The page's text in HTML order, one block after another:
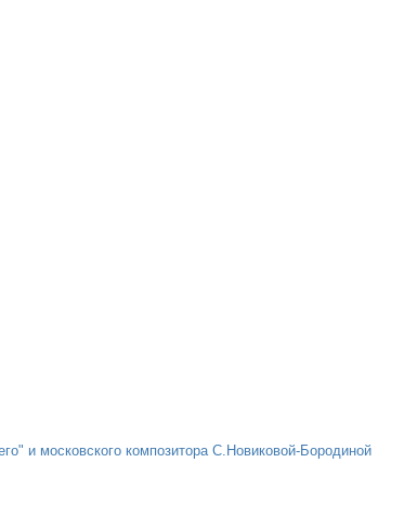
и московского композитора С.Новиковой-Бородиной